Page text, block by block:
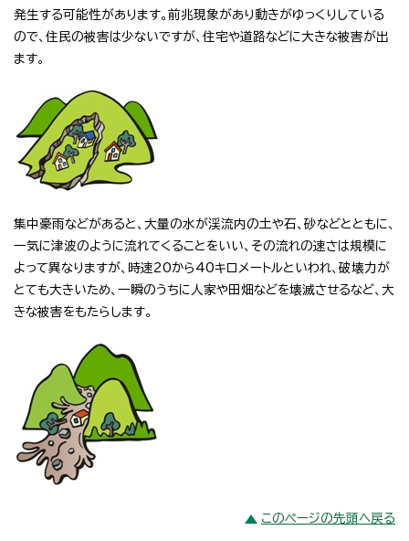
発生する可能性があります。前兆現象があり動きがゆっくりしている
ので、住民の被害は少ないですが、住宅や道路などに大きな被害が出
ます。
集中豪雨などがあると、大量の水が渓流内の土や石、砂などとともに、
一気に津波のように流れてくることをいい、その流れの速さは規模に
よって異なりますが、時速20から40キロメートルといわれ、破壊力が
とても大きいため、一瞬のうちに人家や田畑などを壊滅させるなど、大
きな被害をもたらします。
このページの先頭へ戻る